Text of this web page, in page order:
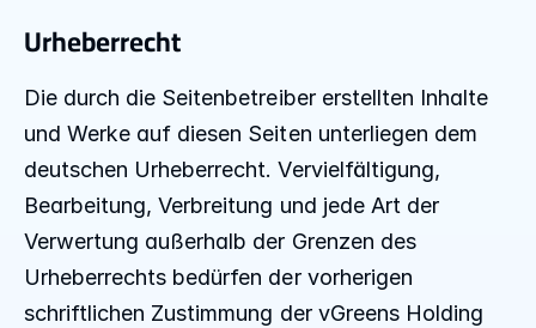
Urheberrecht
Die durch die Seitenbetreiber erstellten Inhalte
und Werke auf diesen Seiten unterliegen dem
deutschen Urheberrecht. Vervielfältigung,
Bearbeitung, Verbreitung und jede Art der
Verwertung außerhalb der Grenzen des
Urheberrechts bedürfen der vorherigen
schriftlichen Zustimmung der vGreens Holding